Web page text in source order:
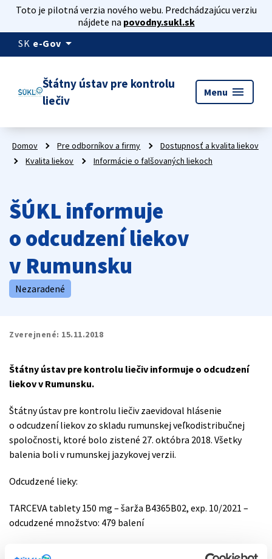
Toto je pilotná verzia nového webu. Predchádzajúcu verziu
nájdete na povodny.sukl.sk
SK e-Gov arrow_drop_down
Štátny ústav pre kontrolu
liečiv
Menu menu
Domov Pre odborníkov a firmy
Dostupnosť a kvalita liekov
Kvalita liekov
Informácie o falšovaných liekoch
ŠÚKL informuje
o odcudzení liekov
v Rumunsku
Nezaradené
Zverejnené: 15.11.2018
Štátny ústav pre kontrolu liečiv informuje o odcudzení
liekov v Rumunsku.
Štátny ústav pre kontrolu liečiv zaevidoval hlásenie
o odcudzení liekov zo skladu rumunskej veľkodistribučnej
spoločnosti, ktoré bolo zistené 27. októbra 2018. Všetky
balenia boli v rumunskej jazykovej verzii.
Odcudzené lieky:
TARCEVA tablety 150 mg – šarža B4365B02, exp. 10/2021 –
odcudzené množstvo: 479 balení